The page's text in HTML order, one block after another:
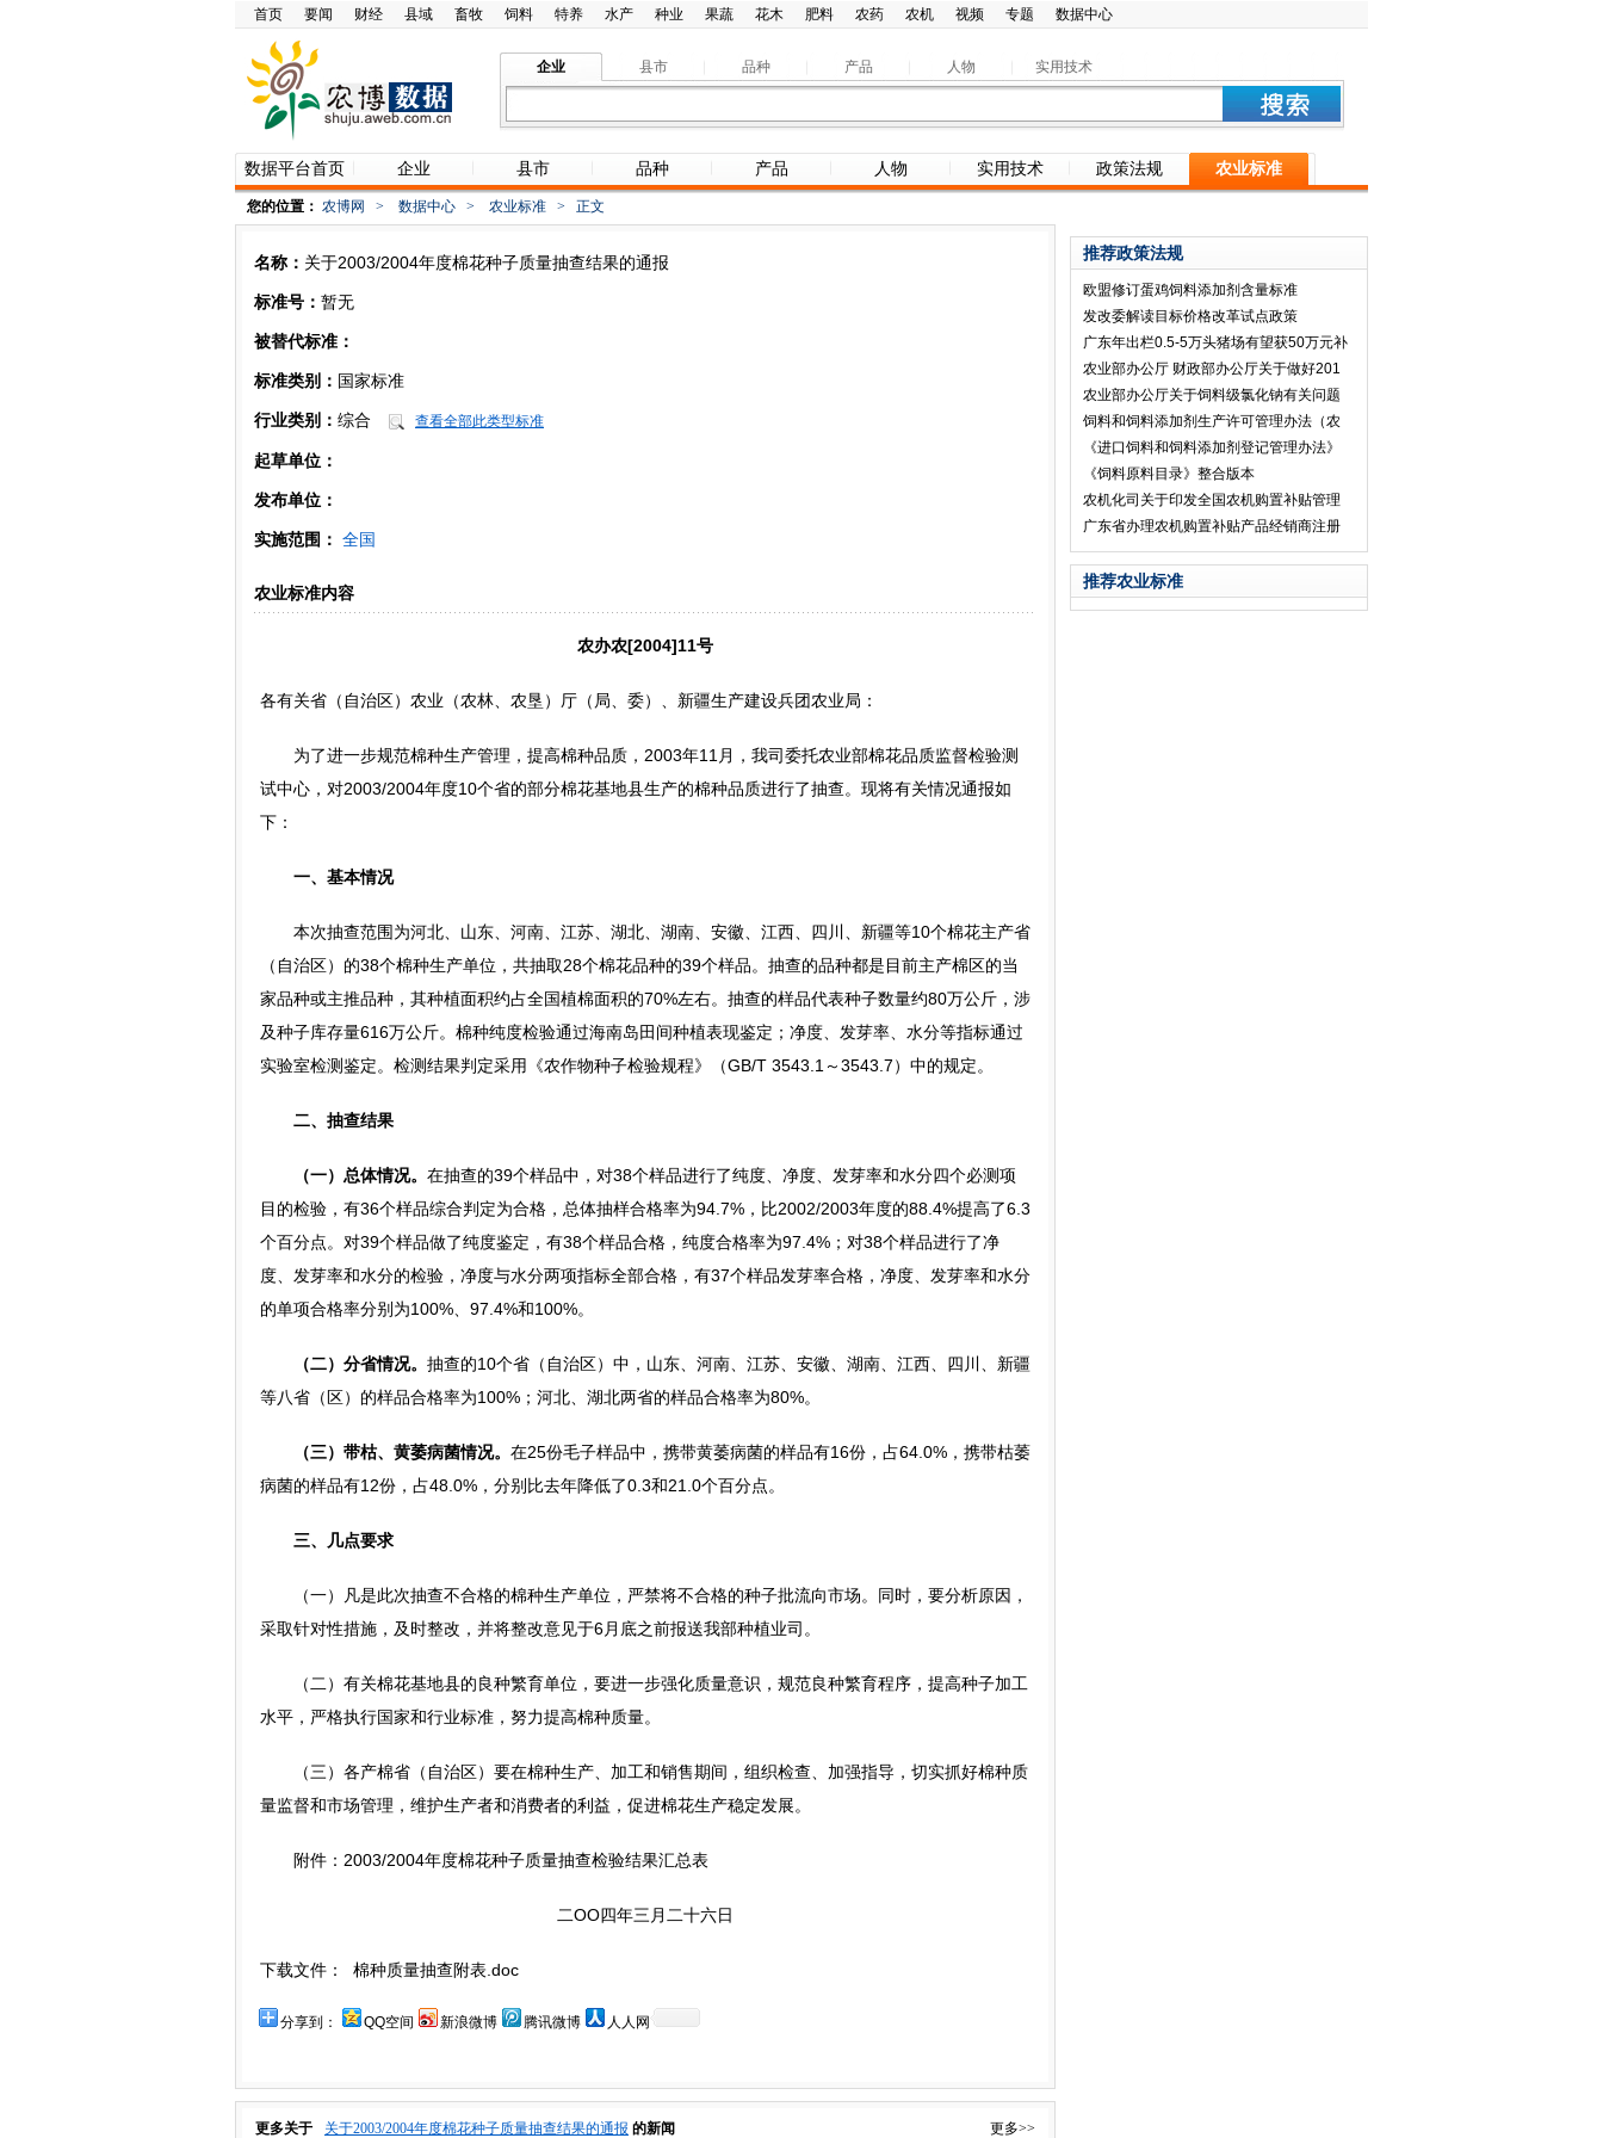
首页 要闻 财经 县域 畜牧 饲料 特养 水产 种业 果蔬 花木 肥料 农药 农机 视频 专题 数据中心
企业 县市 品种 产品 人物 实用技术
数据平台首页 企业 县市 品种 产品 人物 实用技术 政策法规 农业标准
您的位置： 农博网 > 数据中心 > 农业标准 > 正文
名称： 关于2003/2004年度棉花种子质量抽查结果的通报
标准号： 暂无
被替代标准：
标准类别： 国家标准
行业类别： 综合 查看全部此类型标准
起草单位：
发布单位：
实施范围： 全国
农业标准内容
农办农[2004]11号
各有关省（自治区）农业（农林、农垦）厅（局、委）、新疆生产建设兵团农业局：
为了进一步规范棉种生产管理，提高棉种品质，2003年11月，我司委托农业部棉花品质监督检验测
试中心，对2003/2004年度10个省的部分棉花基地县生产的棉种品质进行了抽查。现将有关情况通报如
下：
一、基本情况
本次抽查范围为河北、山东、河南、江苏、湖北、湖南、安徽、江西、四川、新疆等10个棉花主产省
（自治区）的38个棉种生产单位，共抽取28个棉花品种的39个样品。抽查的品种都是目前主产棉区的当
家品种或主推品种，其种植面积约占全国植棉面积的70%左右。抽查的样品代表种子数量约80万公斤，涉
及种子库存量616万公斤。棉种纯度检验通过海南岛田间种植表现鉴定；净度、发芽率、水分等指标通过
实验室检测鉴定。检测结果判定采用《农作物种子检验规程》（GB/T 3543.1～3543.7）中的规定。
二、抽查结果
（一）总体情况。 在抽查的39个样品中，对38个样品进行了纯度、净度、发芽率和水分四个必测项
目的检验，有36个样品综合判定为合格，总体抽样合格率为94.7%，比2002/2003年度的88.4%提高了6.3
个百分点。对39个样品做了纯度鉴定，有38个样品合格，纯度合格率为97.4%；对38个样品进行了净
度、发芽率和水分的检验，净度与水分两项指标全部合格，有37个样品发芽率合格，净度、发芽率和水分
的单项合格率分别为100%、97.4%和100%。
（二）分省情况。 抽查的10个省（自治区）中，山东、河南、江苏、安徽、湖南、江西、四川、新疆
等八省（区）的样品合格率为100%；河北、湖北两省的样品合格率为80%。
（三）带枯、黄萎病菌情况。 在25份毛子样品中，携带黄萎病菌的样品有16份，占64.0%，携带枯萎
病菌的样品有12份，占48.0%，分别比去年降低了0.3和21.0个百分点。
三、几点要求
（一）凡是此次抽查不合格的棉种生产单位，严禁将不合格的种子批流向市场。同时，要分析原因，
采取针对性措施，及时整改，并将整改意见于6月底之前报送我部种植业司。
（二）有关棉花基地县的良种繁育单位，要进一步强化质量意识，规范良种繁育程序，提高种子加工
水平，严格执行国家和行业标准，努力提高棉种质量。
（三）各产棉省（自治区）要在棉种生产、加工和销售期间，组织检查、加强指导，切实抓好棉种质
量监督和市场管理，维护生产者和消费者的利益，促进棉花生产稳定发展。
附件：2003/2004年度棉花种子质量抽查检验结果汇总表
二OO四年三月二十六日
下载文件： 棉种质量抽查附表.doc
分享到： QQ空间 新浪微博 腾讯微博 人人网
更多关于 关于2003/2004年度棉花种子质量抽查结果的通报 的新闻 更多>>
推荐政策法规
欧盟修订蛋鸡饲料添加剂含量标准
发改委解读目标价格改革试点政策
广东年出栏0.5-5万头猪场有望获50万元补
农业部办公厅 财政部办公厅关于做好201
农业部办公厅关于饲料级氯化钠有关问题
饲料和饲料添加剂生产许可管理办法（农
《进口饲料和饲料添加剂登记管理办法》
《饲料原料目录》整合版本
农机化司关于印发全国农机购置补贴管理
广东省办理农机购置补贴产品经销商注册
推荐农业标准